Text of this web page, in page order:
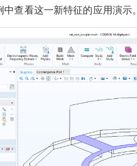
中查看这一新特征的应用演示。